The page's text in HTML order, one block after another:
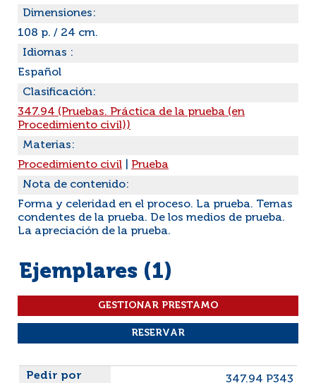
Dimensiones:
108 p. / 24 cm.
Idiomas :
Español
Clasificación:
347.94 (Pruebas. Práctica de la prueba (en
Procedimiento civil))
Materias:
Procedimiento civil
Prueba
Nota de contenido:
Forma y celeridad en el proceso. La prueba. Temas
condentes de la prueba. De los medios de prueba.
La apreciación de la prueba.
Ejemplares (1)
Liste des exemplaires
347.94 P343